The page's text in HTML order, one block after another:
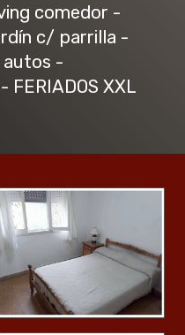
comedor -
c/ parrilla -
-
FERIADOS XXL